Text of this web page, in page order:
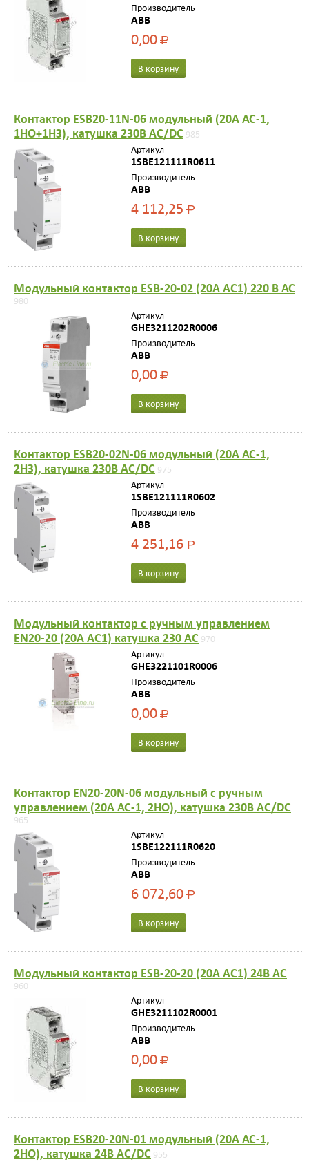
Производитель
ABB
0,00Р
В корзину
Контактор ESB20-11N-06 модульный (20А АС-1,
1НО+1НЗ), катушка 230В AC/DC 985
Артикул
1SBE121111R0611
Производитель
ABB
4 112,25Р
В корзину
Модульный контактор ESB-20-02 (20А AC1) 220 В АС
980
Артикул
GHE3211202R0006
Производитель
ABB
0,00Р
В корзину
Контактор ESB20-02N-06 модульный (20А АС-1,
2НЗ), катушка 230В AC/DC 975
Артикул
1SBE121111R0602
Производитель
ABB
4 251,16Р
В корзину
Модульный контактор с ручным управлением
EN20-20 (20А AC1) катушка 230 AC 970
Артикул
GHE3221101R0006
Производитель
ABB
0,00Р
В корзину
Контактор EN20-20N-06 модульный с ручным
управлением (20А АС-1, 2НО), катушка 230В AC/DC
965
Артикул
1SBE122111R0620
Производитель
ABB
6 072,60Р
В корзину
Модульный контактор ESB-20-20 (20А AC1) 24B AC
960
Артикул
GHE3211102R0001
Производитель
ABB
0,00Р
В корзину
Контактор ESB20-20N-01 модульный (20А АС-1,
2НО), катушка 24В AC/DC 955